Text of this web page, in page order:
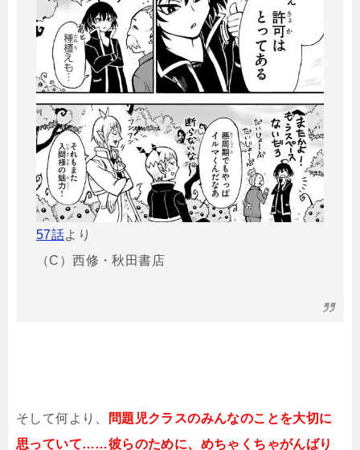
57話より
（C）西修・秋田書店
そして何より、
問題児クラスのみんなのことを大切に
思っていて……彼らのために、めちゃくちゃがんばり